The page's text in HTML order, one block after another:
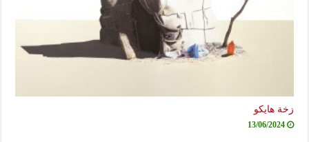
زخة هايكو
13/06/2024